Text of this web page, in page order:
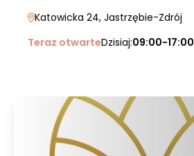
Katowicka 24, Jastrzębie-Zdrój
Teraz otwarteDzisiaj:09:00-17:00